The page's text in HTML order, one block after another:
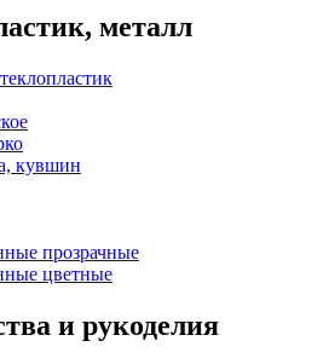
металл
кувшин
прозрачные
цветные
и рукоделия